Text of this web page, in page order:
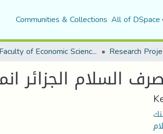
Communities & Collections All of DSpace
Faculty of Economic Sciences, Commerce and Management Sciences Research
السلام الجزائر